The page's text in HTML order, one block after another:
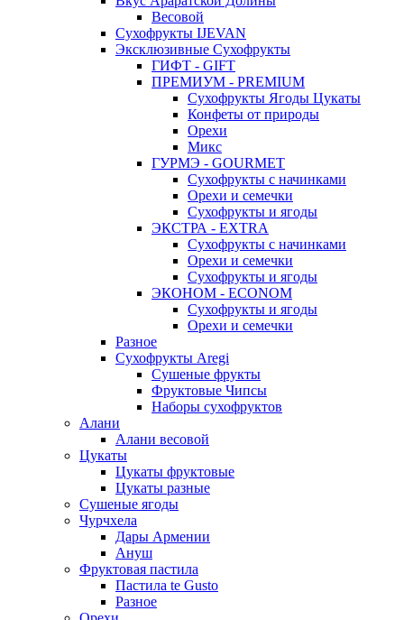
Весовой
Сухофрукты IJEVAN
Эксклюзивные Сухофрукты
ГИФТ - GIFT
ПРЕМИУМ - PREMIUM
Сухофрукты Ягоды Цукаты
Конфеты от природы
Орехи
Микс
ГУРМЭ - GOURMET
Сухофрукты с начинками
Орехи и семечки
Сухофрукты и ягоды
ЭКСТРА - EXTRA
Сухофрукты с начинками
Орехи и семечки
Сухофрукты и ягоды
ЭКОНОМ - ECONOM
Сухофрукты и ягоды
Орехи и семечки
Разное
Сухофрукты Aregi
Сушеные фрукты
Фруктовые Чипсы
Наборы сухофруктов
Алани
Алани весовой
Цукаты
Цукаты фруктовые
Цукаты разные
Сушеные ягоды
Чурчхела
Дары Армении
Ануш
Фруктовая пастила
Пастила te Gusto
Разное